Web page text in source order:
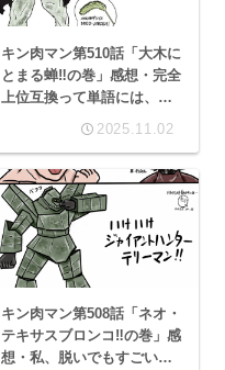
キン肉マン第510話「大木に
とまる蝉‼︎の巻」感想・完全
上位互換って単語には、な
2025.11.02
キン肉マン第508話「ネオ・
テキサスブロンコ‼の巻」感
想・私、脱いでもすごいん